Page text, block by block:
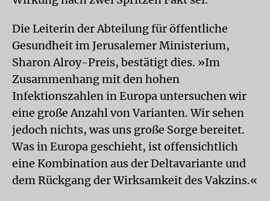
Die Leiterin der Abteilung für öffentliche
Gesundheit im Jerusalemer Ministerium,
Sharon Alroy-Preis, bestätigt dies. »Im
Zusammenhang mit den hohen
Infektionszahlen in Europa untersuchen wir
eine große Anzahl von Varianten. Wir sehen
jedoch nichts, was uns große Sorge bereitet.
Was in Europa geschieht, ist offensichtlich
eine Kombination aus der Deltavariante und
dem Rückgang der Wirksamkeit des Vakzins.«